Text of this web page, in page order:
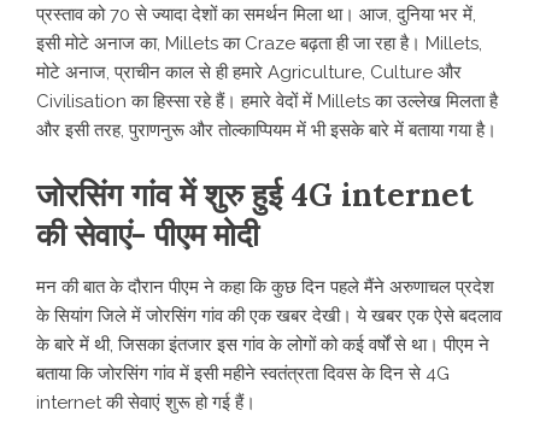
प्रस्ताव को 70 से ज्यादा देशों का समर्थन मिला था। आज, दुनिया भर में,
इसी मोटे अनाज का, Millets का Craze बढ़ता ही जा रहा है। Millets,
मोटे अनाज, प्राचीन काल से ही हमारे Agriculture, Culture और
Civilisation का हिस्सा रहे हैं। हमारे वेदों में Millets का उल्लेख मिलता है
और इसी तरह, पुराणनुरू और तोल्काप्पियम में भी इसके बारे में बताया गया है।
जोरसिंग गांव में शुरु हुई 4G internet
की सेवाएं- पीएम मोदी
मन की बात के दौरान पीएम ने कहा कि कुछ दिन पहले मैंने अरुणाचल प्रदेश
के सियांग जिले में जोरसिंग गांव की एक खबर देखी। ये खबर एक ऐसे बदलाव
के बारे में थी, जिसका इंतजार इस गांव के लोगों को कई वर्षों से था। पीएम ने
बताया कि जोरसिंग गांव में इसी महीने स्वतंत्रता दिवस के दिन से 4G
internet की सेवाएं शुरू हो गई हैं।